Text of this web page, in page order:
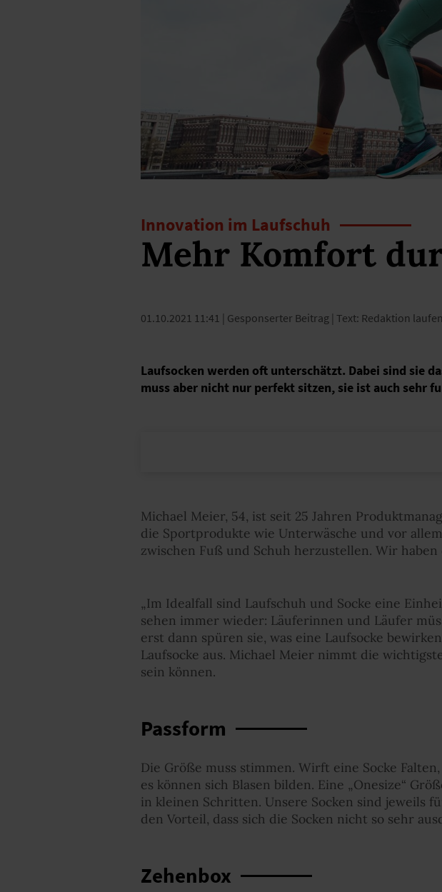
Innovation im Laufschuh
Mehr Komfort
01.10.2021 11:41 | Gesponserter Beitrag | Text: Redaktion
Laufsocken werden oft unterschätzt. Dabei sind sie
muss aber nicht nur perfekt sitzen, sie ist auch sehr
Michael Meier, 54, ist seit 25 Jahren
die Sportprodukte wie Unterwäsche und vor
zwischen Fuß und Schuh herzustellen. Wir
„Im Idealfall sind Laufschuh und Socke eine
sehen immer wieder: Läuferinnen und Läufer
erst dann spüren sie, was eine Laufsocke
Laufsocke aus. Michael Meier nimmt die
sein können.
Passform
Die Größe muss stimmen. Wirft eine Socke
es können sich Blasen bilden. Eine „Onesize“
in kleinen Schritten. Unsere Socken sind jeweils
den Vorteil, dass sich die Socken nicht so sehr
Zehenbox